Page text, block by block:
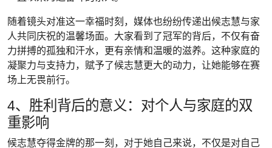
随着镜头对准这一幸福时刻，媒体也纷纷传递出候志慧与家
人共同庆祝的温馨场面。大家看到了冠军的背后，不仅有奋
力拼搏的孤独和汗水，更有亲情和温暖的滋养。这种家庭的
凝聚力与支持力，赋予了候志慧更大的动力，让她能够在赛
场上无畏前行。
4、胜利背后的意义：对个人与家庭的双
重影响
候志慧夺得金牌的那一刻，对于她自己来说，不仅是对自己